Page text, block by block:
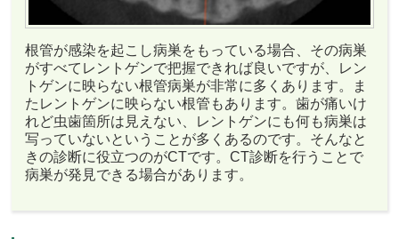
根管が感染を起こし病巣をもっている場合、その病巣
がすべてレントゲンで把握できれば良いですが、レン
トゲンに映らない根管病巣が非常に多くあります。ま
たレントゲンに映らない根管もあります。歯が痛いけ
れど虫歯箇所は見えない、レントゲンにも何も病巣は
写っていないということが多くあるのです。そんなと
きの診断に役立つのがCTです。CT診断を行うことで
病巣が発見できる場合があります。